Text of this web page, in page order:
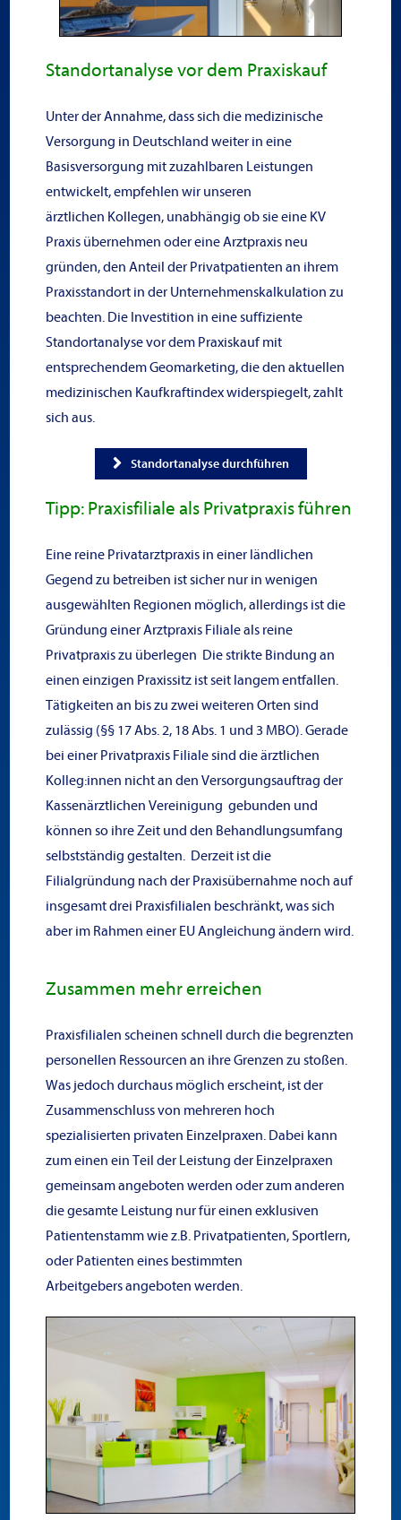
Standortanalyse vor dem Praxiskauf
Unter der Annahme, dass sich die medizinische
Versorgung in Deutschland weiter in eine
Basisversorgung mit zuzahlbaren Leistungen
entwickelt, empfehlen wir unseren
ärztlichen Kollegen, unabhängig ob sie eine KV
Praxis übernehmen oder eine Arztpraxis neu
gründen, den Anteil der Privatpatienten an ihrem
Praxisstandort in der Unternehmenskalkulation zu
beachten. Die Investition in eine suffiziente
Standortanalyse vor dem Praxiskauf mit
entsprechendem Geomarketing, die den aktuellen
medizinischen Kaufkraftindex widerspiegelt, zahlt
sich aus.
Standortanalyse durchführen
Tipp: Praxisfiliale als Privatpraxis führen
Eine reine Privatarztpraxis in einer ländlichen
Gegend zu betreiben ist sicher nur in wenigen
ausgewählten Regionen möglich, allerdings ist die
Gründung einer Arztpraxis Filiale als reine
Privatpraxis zu überlegen Die strikte Bindung an
einen einzigen Praxissitz ist seit langem entfallen.
Tätigkeiten an bis zu zwei weiteren Orten sind
zulässig (§§ 17 Abs. 2, 18 Abs. 1 und 3 MBO). Gerade
bei einer Privatpraxis Filiale sind die ärztlichen
Kolleg:innen nicht an den Versorgungsauftrag der
Kassenärztlichen Vereinigung gebunden und
können so ihre Zeit und den Behandlungsumfang
selbstständig gestalten. Derzeit ist die
Filialgründung nach der Praxisübernahme noch auf
insgesamt drei Praxisfilialen beschränkt, was sich
aber im Rahmen einer EU Angleichung ändern wird.
Zusammen mehr erreichen
Praxisfilialen scheinen schnell durch die begrenzten
personellen Ressourcen an ihre Grenzen zu stoßen.
Was jedoch durchaus möglich erscheint, ist der
Zusammenschluss von mehreren hoch
spezialisierten privaten Einzelpraxen. Dabei kann
zum einen ein Teil der Leistung der Einzelpraxen
gemeinsam angeboten werden oder zum anderen
die gesamte Leistung nur für einen exklusiven
Patientenstamm wie z.B. Privatpatienten, Sportlern,
oder Patienten eines bestimmten
Arbeitgebers angeboten werden.